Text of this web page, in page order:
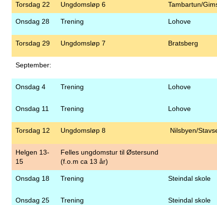
Torsdag 22 Ungdomsløp 6 Tambartun/
Onsdag 28 Trening Lohove
Torsdag 29 Ungdomsløp 7 Bratsberg
September:
Onsdag 4 Trening Lohove
Onsdag 11 Trening Lohove
Torsdag 12 Ungdomsløp 8 Nilsbyen/
Helgen 13-
15
Felles ungdomstur til Østersund
(f.o.m ca 13 år)
Onsdag 18 Trening Steindal skole
Onsdag 25 Trening Steindal skole